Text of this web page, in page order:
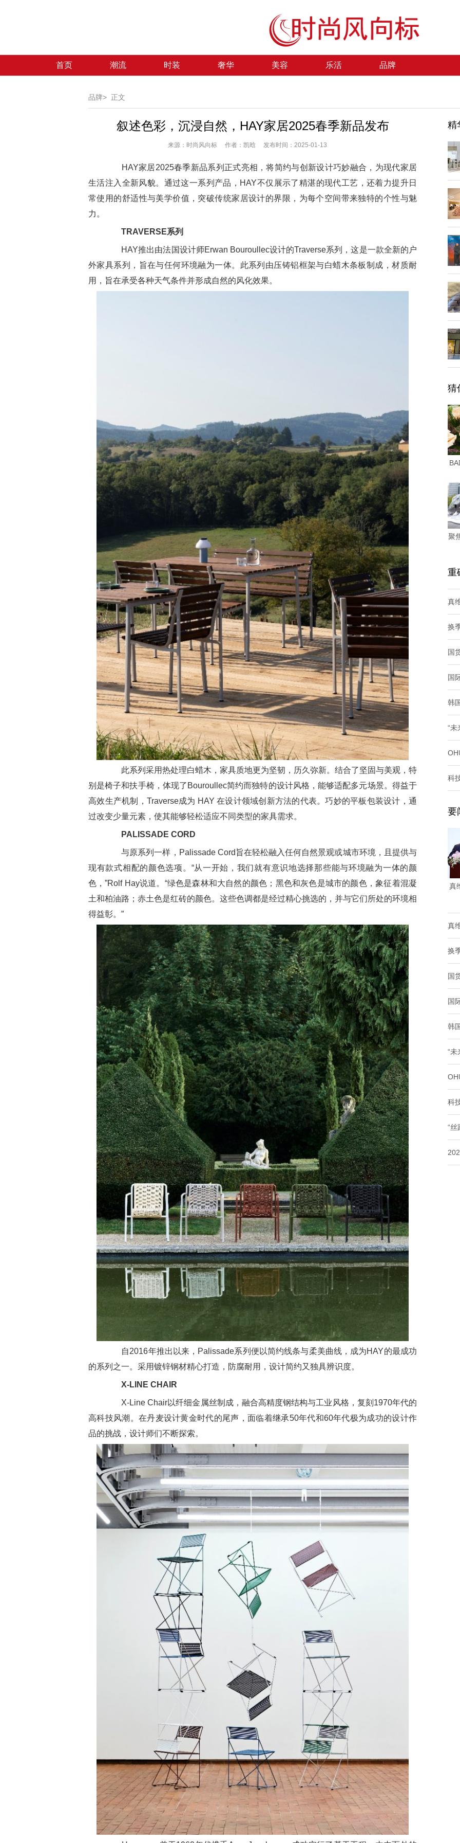
首页 潮流 时装 奢华 美容 乐活 品牌
品牌> 正文
叙述色彩，沉浸自然，HAY家居2025春季新品发布
来源：时尚风向标 作者：凯晗 发布时间：2025-01-13
HAY家居2025春季新品系列正式亮相，将简约与创新设计巧妙融合，为现代家居
生活注入全新风貌。通过这一系列产品，HAY不仅展示了精湛的现代工艺，还着力提升日
常使用的舒适性与美学价值，突破传统家居设计的界限，为每个空间带来独特的个性与魅
力。
TRAVERSE系列
HAY推出由法国设计师Erwan Bouroullec设计的Traverse系列，这是一款全新的户
外家具系列，旨在与任何环境融为一体。此系列由压铸铝框架与白蜡木条板制成，材质耐
用，旨在承受各种天气条件并形成自然的风化效果。
此系列采用热处理白蜡木，家具质地更为坚韧，历久弥新。结合了坚固与美观，特
别是椅子和扶手椅，体现了Bouroullec简约而独特的设计风格，能够适配多元场景。得益于
高效生产机制，Traverse成为 HAY 在设计领域创新方法的代表。巧妙的平板包装设计，通
过改变少量元素，使其能够轻松适应不同类型的家具需求。
PALISSADE CORD
与原系列一样，Palissade Cord旨在轻松融入任何自然景观或城市环境，且提供与
现有款式相配的颜色选项。“从一开始，我们就有意识地选择那些能与环境融为一体的颜
色，”Rolf Hay说道。“绿色是森林和大自然的颜色；黑色和灰色是城市的颜色，象征着混凝
土和柏油路；赤土色是红砖的颜色。这些色调都是经过精心挑选的，并与它们所处的环境相
得益彰。”
自2016年推出以来，Palissade系列便以简约线条与柔美曲线，成为HAY的最成功
的系列之一。采用镀锌钢材精心打造，防腐耐用，设计简约又独具辨识度。
X-LINE CHAIR
X-Line Chair以纤细金属丝制成，融合高精度钢结构与工业风格，复刻1970年代的
高科技风潮。在丹麦设计黄金时代的尾声，面临着继承50年代和60年代极为成功的设计作
品的挑战，设计师们不断探索。
精
猜
聚
重
真
换
国
国
韩
“未
科
要
真
真
换
国
国
韩
“未
科
“丝